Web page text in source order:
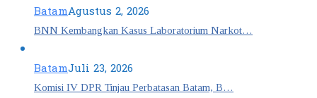
BatamAgustus 2, 2026
BNN Kembangkan Kasus Laboratorium Narkot…
BatamJuli 23, 2026
Komisi IV DPR Tinjau Perbatasan Batam, B…